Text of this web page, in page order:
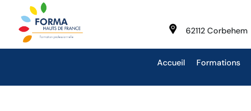
62112 Corbehem
Accueil Formations